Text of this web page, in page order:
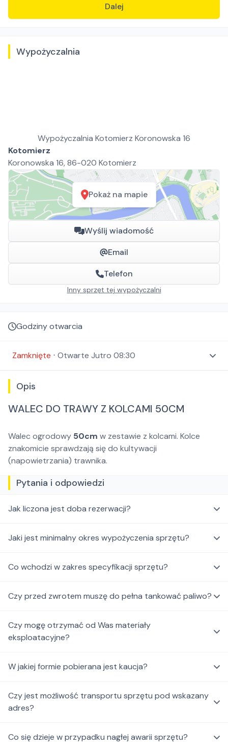
Dalej
Wypożyczalnia
Wypożyczalnia Kotomierz Koronowska 16
Kotomierz
Koronowska 16, 86-020 Kotomierz
Pokaż na mapie
Wyślij wiadomość
Email
Telefon
Inny sprzęt tej wypożyczalni
Godziny otwarcia
Zamknięte ⋅ Otwarte Jutro 08:30
Opis
WALEC DO TRAWY Z KOLCAMI 50CM
Walec ogrodowy 50cm w zestawie z kolcami. Kolce
znakomicie sprawdzają się do kultywacji
(napowietrzania) trawnika.
Pytania i odpowiedzi
Jak liczona jest doba rezerwacji?
Jaki jest minimalny okres wypożyczenia sprzętu?
Co wchodzi w zakres specyfikacji sprzętu?
Czy przed zwrotem muszę do pełna tankować paliwo?
Czy mogę otrzymać od Was materiały
eksploatacyjne?
W jakiej formie pobierana jest kaucja?
Czy jest możliwość transportu sprzętu pod wskazany
adres?
Co się dzieje w przypadku nagłej awarii sprzętu?